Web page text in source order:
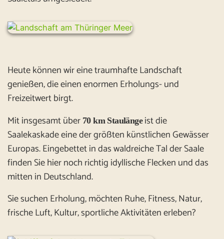
Heute können wir eine traumhafte Landschaft
genießen, die einen enormen Erholungs- und
Freizeitwert birgt.
Mit insgesamt über 70 km Staulängeist die
Saalekaskade eine der größten künstlichen Gewässer
Europas. Eingebettet in das waldreiche Tal der Saale
finden Sie hier noch richtig idyllische Flecken und das
mitten in Deutschland.
Sie suchen Erholung, möchten Ruhe, Fitness, Natur,
frische Luft, Kultur, sportliche Aktivitäten erleben?